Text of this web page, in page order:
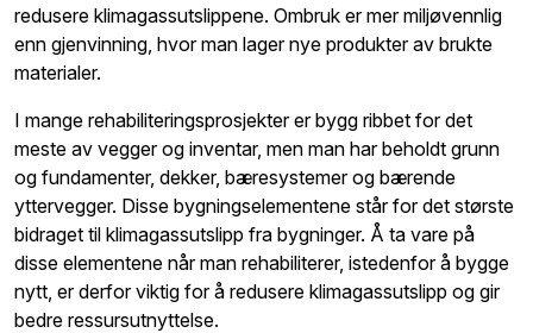
redusere klimagassutslippene. Ombruk er mer miljøvennlig
enn gjenvinning, hvor man lager nye produkter av brukte
materialer.
I mange rehabiliteringsprosjekter er bygg ribbet for det
meste av vegger og inventar, men man har beholdt grunn
og fundamenter, dekker, bæresystemer og bærende
yttervegger. Disse bygningselementene står for det største
bidraget til klimagassutslipp fra bygninger. Å ta vare på
disse elementene når man rehabiliterer, istedenfor å bygge
nytt, er derfor viktig for å redusere klimagassutslipp og gir
bedre ressursutnyttelse.